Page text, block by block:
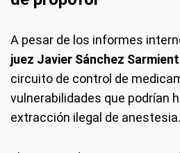
A pesar de los informes
juez Javier Sánchez
circuito de control de
vulnerabilidades que podrían
extracción ilegal de anestesia.